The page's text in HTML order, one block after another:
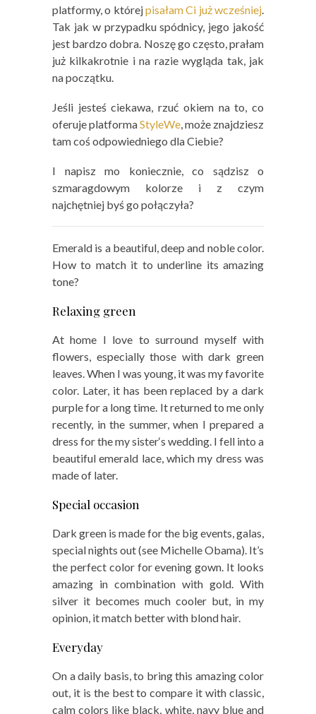
platformy, o którejpisałam Ci już wcześniej.
Tak jak w przypadku spódnicy, jego jakość
jest bardzo dobra. Noszę go często, prałam
już kilkakrotnie i na razie wygląda tak, jak
na początku.
Jeśli jesteś ciekawa, rzuć okiem na to, co
oferuje platformaStyleWe, może znajdziesz
tam coś odpowiedniego dla Ciebie?
I napisz mo koniecznie, co sądzisz o
szmaragdowym kolorze i z czym
najchętniej byś go połączyła?
Emerald is a beautiful, deep and noble color.
How to match it to underline its amazing
tone?
Relaxing green
At home I love to surround myself with
flowers, especially those with dark green
leaves. When I was young, it was my favorite
color. Later, it has been replaced by a dark
purple for a long time. It returned to me only
recently, in the summer, when I prepared a
dress for the my sister‘s wedding. I fell into a
beautiful emerald lace, which my dress was
made of later.
Special occasion
Dark green is made for the big events, galas,
special nights out (see Michelle Obama). It’s
the perfect color for evening gown. It looks
amazing in combination with gold. With
silver it becomes much cooler but, in my
opinion, it match better with blond hair.
Everyday
On a daily basis, to bring this amazing color
out, it is the best to compare it with classic,
calm colors like black, white, navy blue and